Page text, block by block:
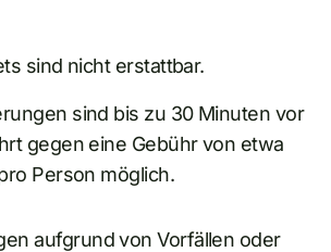
sind nicht erstattbar.
sind bis zu 30 Minuten vor
gegen eine Gebühr von etwa
Person möglich.
aufgrund von Vorfällen oder